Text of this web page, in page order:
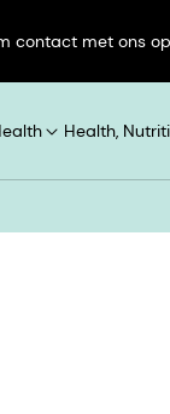
contact met ons op
Health,